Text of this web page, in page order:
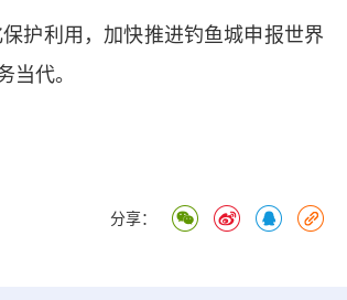
护利用，加快推进钓鱼城申报世界
当代。
分享：